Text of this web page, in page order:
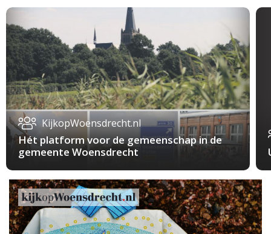
KijkopWoensdrecht.nl
Hét platform voor de gemeenschap in de
gemeente Woensdrecht